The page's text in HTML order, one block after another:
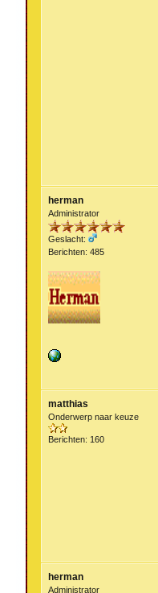
herman
Administrator
Geslacht:
Berichten: 485
matthias
Onderwerp naar keuze
Berichten: 160
herman
Administrator